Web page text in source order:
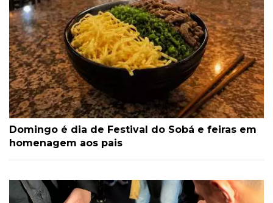
Domingo é dia de Festival do Sobá e feiras em
homenagem aos pais